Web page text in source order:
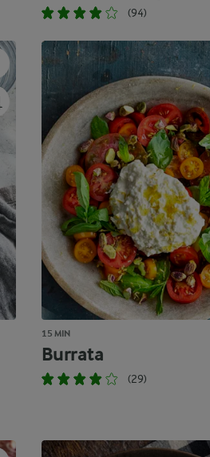
(94)
15 MIN
Burrata
(29)